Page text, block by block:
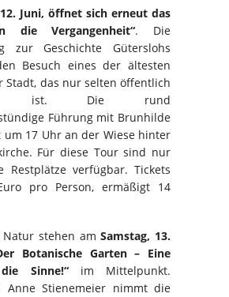
Juni, öffnet sich erneut das
die Vergangenheit“. Die
zur Geschichte Güterslohs
Besuch eines der ältesten
Stadt, das nur selten öffentlich
ist. Die rund
Führung mit Brunhilde
um 17 Uhr an der Wiese hinter
Für diese Tour sind nur
Restplätze verfügbar. Tickets
pro Person, ermäßigt 14
Natur stehen amSamstag, 13.
Botanische Garten – Eine
Sinne!“im Mittelpunkt.
Anne Stienemeier nimmt die